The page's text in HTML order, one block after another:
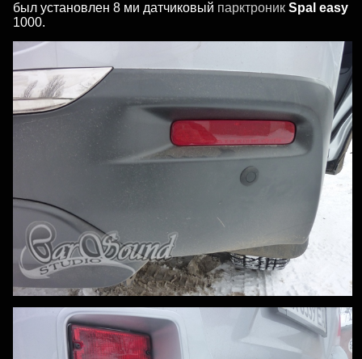
был установлен 8 ми датчиковый парктроник Spal easy
1000.